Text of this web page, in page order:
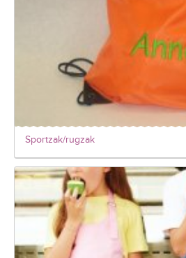
Sportzak/rugzak